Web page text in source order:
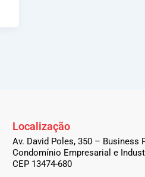
Localização
Av. David Poles, 350 – Business
Condomínio Empresarial e
CEP 13474-680